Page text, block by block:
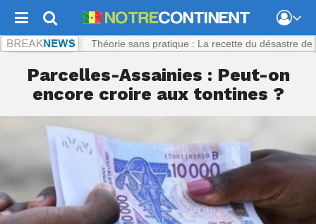
: Théorie sans pratique : La recette du désastre des
Parcelles-Assainies : Peut-on
encore croire aux tontines ?